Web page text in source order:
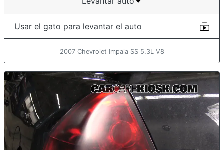
Usar el gato para levantar el auto
2007 Chevrolet Impala SS 5.3L V8